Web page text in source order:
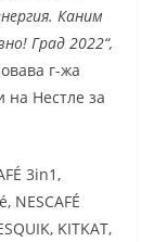
Каним
Град 2022“,
г-жа
на Нестле за
3in1,
NESCAFÉ
KITKAT,